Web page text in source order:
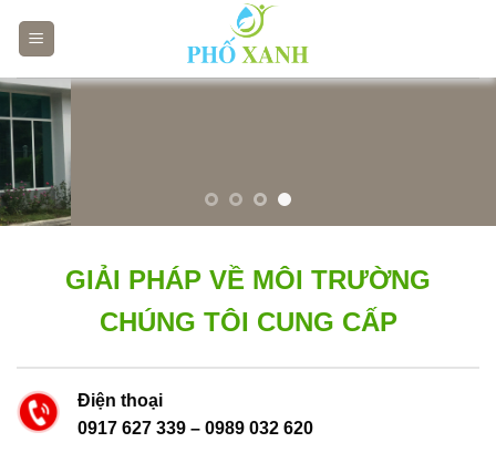
GIẢI PHÁP VỀ MÔI TRƯỜNG
CHÚNG TÔI CUNG CẤP
Điện thoại
0917 627 339– 0989 032 620